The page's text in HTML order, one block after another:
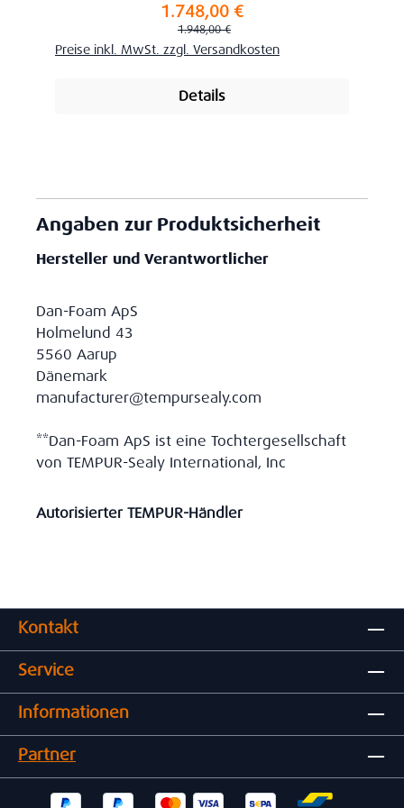
Verkaufspreis:1.748,00 €
Regulärer Preis:
1.948,00 €
Preise inkl. MwSt. zzgl. Versandkosten
Details
Angaben zur Produktsicherheit
Hersteller und Verantwortlicher
Dan-Foam ApS
Holmelund 43
5560 Aarup
Dänemark
manufacturer@tempursealy.com
**Dan-Foam ApS ist eine Tochtergesellschaft
von TEMPUR-Sealy International, Inc
Autorisierter TEMPUR-Händler
Kontakt
Service
Informationen
Partner